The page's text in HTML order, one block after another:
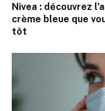
Nivea : découvrez
crème bleue que
tôt